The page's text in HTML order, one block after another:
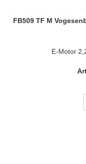
FB509 TF M
E-Motor